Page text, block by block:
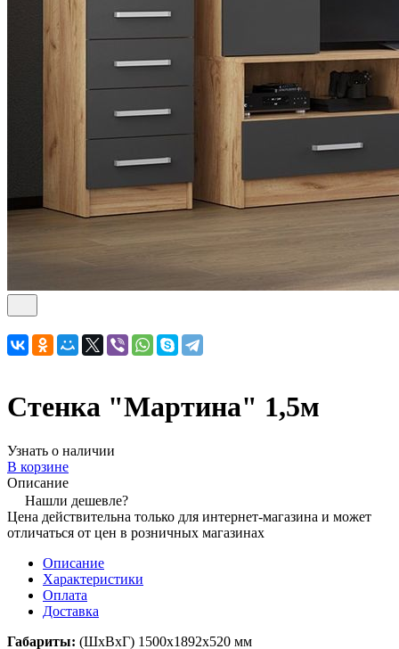
Стенка "Мартина" 1,5м
Узнать о наличии
В корзине
Описание
Нашли дешевле?
Цена действительна только для интернет-магазина и может
отличаться от цен в розничных магазинах
Описание
Характеристики
Оплата
Доставка
Габариты: (ШхВхГ) 1500х1892х520 мм